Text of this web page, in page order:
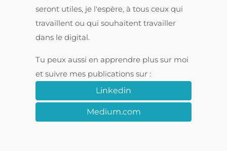
seront utiles, je l'espère, à tous ceux qui
travaillent ou qui souhaitent travailler
dans le digital.
Tu peux aussi en apprendre plus sur moi
et suivre mes publications sur :
Linkedin
Medium.com